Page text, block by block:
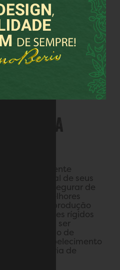
DA
extremamente
excepcional de seus
para se assegurar de
as melhores
método de produção
Até hoje, esses rígidos
continuam a ser
do processo de
no estabelecimento
na periferia de